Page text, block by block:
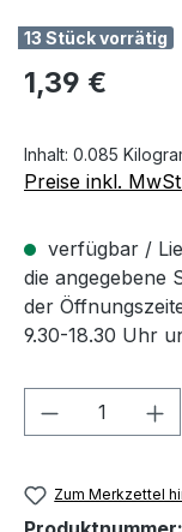
13 Stück vorrätig
Regulärer Preis:
1,39 €
Inhalt: 0.085
Preise inkl.
verfügbar /
die angegebene
der
9.30-18.30 Uhr
Produkt
Zum Merkzettel